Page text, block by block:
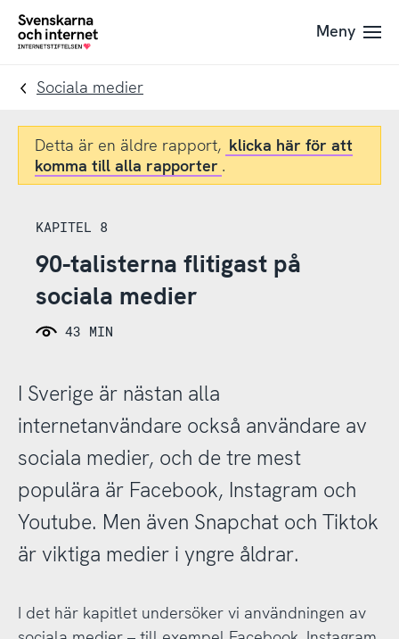
Till
navigation
Till
innehåll
To
Meny
Sociala medier
Detta är en äldre rapport, klicka här för att
komma till alla rapporter .
KAPITEL 8
90-talisterna flitigast på
sociala medier
43 MIN
I Sverige är nästan alla
internetanvändare också användare av
sociala medier, och de tre mest
populära är Facebook, Instagram och
Youtube. Men även Snapchat och Tiktok
är viktiga medier i yngre åldrar.
I det här kapitlet undersöker vi användningen av